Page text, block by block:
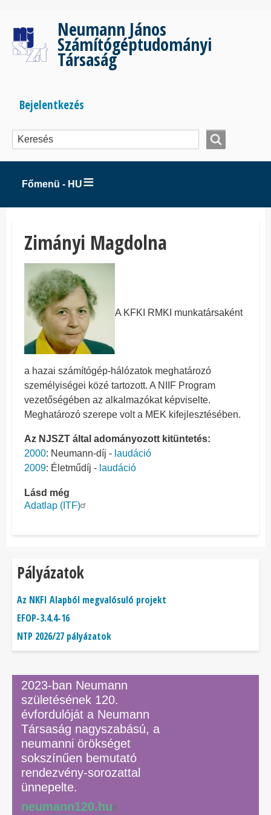
tartalomra
Neumann János
Számítógéptudományi
Társaság
Bejelentkezés
menüje
Bejelentkezés
Főmenü - HU
Zimányi Magdolna
A KFKI RMKI munkatársaként
a hazai számítógép-hálózatok meghatározó
személyiségei közé tartozott. A NIIF Program
vezetőségében az alkalmazókat képviselte.
Meghatározó szerepe volt a MEK kifejlesztésében.
Az NJSZT által adományozott kitüntetés:
2000: Neumann-díj - laudáció
2009: Életműdíj - laudáció
Lásd még
Adatlap (ITF)
Pályázatok
Az NKFI Alapból megvalósuló projekt
EFOP-3.4.4-16
NTP 2026/27 pályázatok
2023-ban Neumann
születésének 120.
évfordulóját a Neumann
Társaság nagyszabású, a
neumanni örökséget
sokszínűen bemutató
rendezvény-sorozattal
ünnepelte.
neumann120.hu